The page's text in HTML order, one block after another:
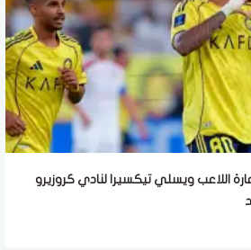
اللاعب ويسلي تيكسيرا لنادي كروزيرو